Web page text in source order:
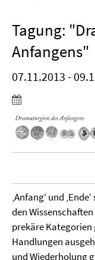
Tagung:
Anfangens"
07.11.2013 -
‚Anfang‘ und
den
prekäre Kategorien
Handlungen
und Wiederholung